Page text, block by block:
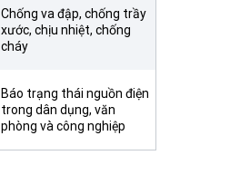
Chống va đập, chống trầy
xước, chịu nhiệt, chống
cháy
Báo trạng thái nguồn điện
trong dân dụng, văn
phòng và công nghiệp